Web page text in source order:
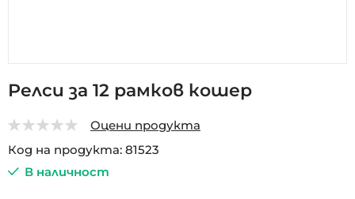
към
на
галерия
със
снимки
Релси за 12 рамков кошер
Оцени продукта
Код на продукта 81523
В наличност